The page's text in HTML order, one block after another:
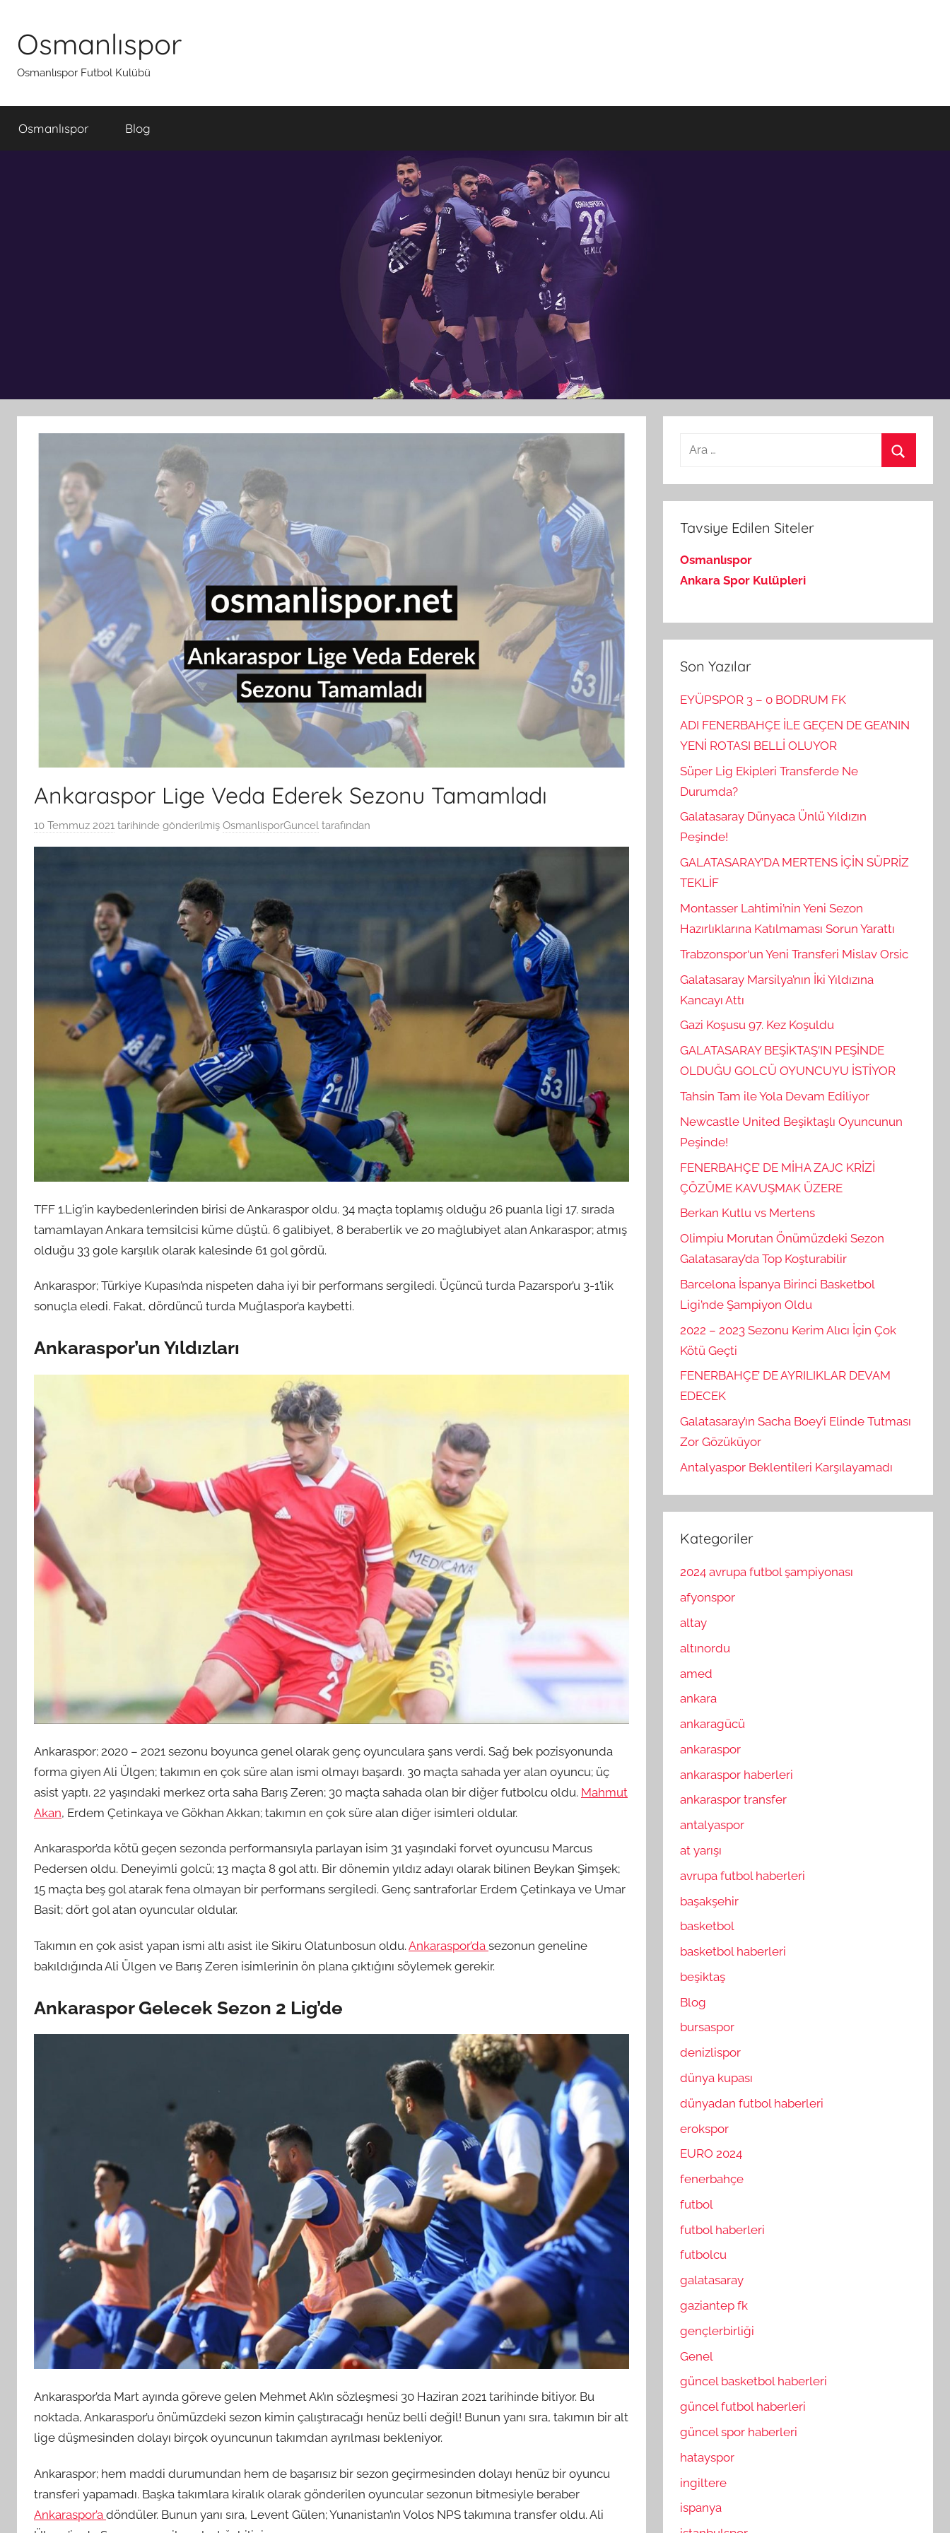
Osmanlıspor
Osmanlıspor Futbol Kulübü
Osmanlıspor Blog
Ankaraspor Lige Veda Ederek Sezonu Tamamladı
10 Temmuz 2021 tarihinde gönderilmiş OsmanlisporGuncel tarafından
TFF 1.Lig’in kaybedenlerinden birisi de Ankaraspor oldu. 34 maçta toplamış olduğu 26 puanla ligi 17. sırada
tamamlayan Ankara temsilcisi küme düştü. 6 galibiyet, 8 beraberlik ve 20 mağlubiyet alan Ankaraspor; atmış
olduğu 33 gole karşılık olarak kalesinde 61 gol gördü.
Ankaraspor; Türkiye Kupası’nda nispeten daha iyi bir performans sergiledi. Üçüncü turda Pazarspor’u 3-1’lik
sonuçla eledi. Fakat, dördüncü turda Muğlaspor’a kaybetti.
Ankaraspor’un Yıldızları
Ankaraspor; 2020 – 2021 sezonu boyunca genel olarak genç oyunculara şans verdi. Sağ bek pozisyonunda
forma giyen Ali Ülgen; takımın en çok süre alan ismi olmayı başardı. 30 maçta sahada yer alan oyuncu; üç
asist yaptı. 22 yaşındaki merkez orta saha Barış Zeren; 30 maçta sahada olan bir diğer futbolcu oldu. Mahmut
Akan, Erdem Çetinkaya ve Gökhan Akkan; takımın en çok süre alan diğer isimleri oldular.
Ankaraspor’da kötü geçen sezonda performansıyla parlayan isim 31 yaşındaki forvet oyuncusu Marcus
Pedersen oldu. Deneyimli golcü; 13 maçta 8 gol attı. Bir dönemin yıldız adayı olarak bilinen Beykan Şimşek;
15 maçta beş gol atarak fena olmayan bir performans sergiledi. Genç santraforlar Erdem Çetinkaya ve Umar
Basit; dört gol atan oyuncular oldular.
Takımın en çok asist yapan ismi altı asist ile Sikiru Olatunbosun oldu. Ankaraspor’da sezonun geneline
bakıldığında Ali Ülgen ve Barış Zeren isimlerinin ön plana çıktığını söylemek gerekir.
Ankaraspor Gelecek Sezon 2 Lig’de
Ankaraspor’da Mart ayında göreve gelen Mehmet Ak’ın sözleşmesi 30 Haziran 2021 tarihinde bitiyor. Bu
noktada, Ankaraspor’u önümüzdeki sezon kimin çalıştıracağı henüz belli değil! Bunun yanı sıra, takımın bir alt
lige düşmesinden dolayı birçok oyuncunun takımdan ayrılması bekleniyor.
Ankaraspor; hem maddi durumundan hem de başarısız bir sezon geçirmesinden dolayı henüz bir oyuncu
transferi yapamadı. Başka takımlara kiralık olarak gönderilen oyuncular sezonun bitmesiyle beraber
Ankaraspor’a döndüler. Bunun yanı sıra, Levent Gülen; Yunanistan’ın Volos NPS takımına transfer oldu. Ali
Arama:
Tavsiye Edilen Siteler
Osmanlıspor
Ankara Spor Kulüpleri
Son Yazılar
EYÜPSPOR 3 – 0 BODRUM FK
ADI FENERBAHÇE İLE GEÇEN DE GEA’NIN
YENİ ROTASI BELLİ OLUYOR
Süper Lig Ekipleri Transferde Ne
Durumda?
Galatasaray Dünyaca Ünlü Yıldızın
Peşinde!
GALATASARAY’DA MERTENS İÇİN SÜPRİZ
TEKLİF
Montasser Lahtimi’nin Yeni Sezon
Hazırlıklarına Katılmaması Sorun Yarattı
Trabzonspor‘un Yeni Transferi Mislav Orsic
Galatasaray Marsilya’nın İki Yıldızına
Kancayı Attı
Gazi Koşusu 97. Kez Koşuldu
GALATASARAY BEŞİKTAŞ’IN PEŞİNDE
OLDUĞU GOLCÜ OYUNCUYU İSTİYOR
Tahsin Tam ile Yola Devam Ediliyor
Newcastle United Beşiktaşlı Oyuncunun
Peşinde!
FENERBAHÇE’ DE MİHA ZAJC KRİZİ
ÇÖZÜME KAVUŞMAK ÜZERE
Berkan Kutlu vs Mertens
Olimpiu Morutan Önümüzdeki Sezon
Galatasaray’da Top Koşturabilir
Barcelona İspanya Birinci Basketbol
Ligi’nde Şampiyon Oldu
2022 – 2023 Sezonu Kerim Alıcı İçin Çok
Kötü Geçti
FENERBAHÇE’ DE AYRILIKLAR DEVAM
EDECEK
Galatasaray’ın Sacha Boey’i Elinde Tutması
Zor Gözüküyor
Antalyaspor Beklentileri Karşılayamadı
Kategoriler
2024 avrupa futbol şampiyonası
afyonspor
altay
altınordu
amed
ankara
ankaragücü
ankaraspor
ankaraspor haberleri
ankaraspor transfer
antalyaspor
at yarışı
avrupa futbol haberleri
başakşehir
basketbol
basketbol haberleri
beşiktaş
Blog
bursaspor
denizlispor
dünya kupası
dünyadan futbol haberleri
erokspor
EURO 2024
fenerbahçe
futbol
futbol haberleri
futbolcu
galatasaray
gaziantep fk
gençlerbirliği
Genel
güncel basketbol haberleri
güncel futbol haberleri
güncel spor haberleri
hatayspor
ingiltere
ispanya